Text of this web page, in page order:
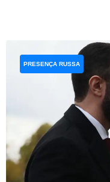
PRESENÇA RUSSA